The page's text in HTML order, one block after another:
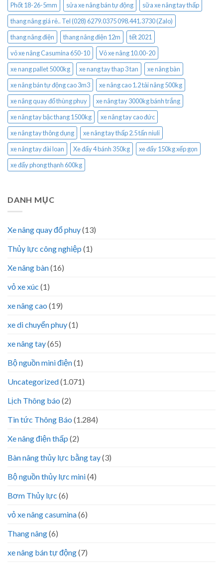
Phốt 18-26-5mm
sửa xe nâng bán tự động
sữa xe nâng tay thấp
thang nâng giá rẻ.. Tel (028) 6279.0375 098.441.3730 (Zalo)
thang nâng điện
thang nâng điện 12m
tết 2021
vỏ xe nâng Casumina 650-10
Vỏ xe nâng 10.00-20
xe nang pallet 5000kg
xe nang tay thap 3 tan
xe nâng bàn
xe nâng bán tự động cao 3m3
xe nâng cao 1.2 tải nâng 500kg
xe nâng quay đổ thùng phuy
xe nâng tay 3000kg bánh trắng
xe nâng tay bậc thang 1500kg
xe nâng tay cao đức
xe nâng tay thông dụng
xe nâng tay thấp 2.5 tấn niuli
xe nâng tay đài loan
Xe đẩy 4 bánh 350kg
xe đẩy 150kg xếp gọn
xe đẩy phong thạnh 600kg
DANH MỤC
Xe nâng quay đổ phuy(13)
Thủy lực công nghiệp (1)
Xe nâng bàn(16)
vỏ xe xúc (1)
xe nâng cao (19)
xe di chuyển phuy(1)
xe nâng tay(65)
Bộ nguồn mini điện(1)
Uncategorized(1.071)
Lịch Thông báo (2)
Tin tức Thông Báo (1.284)
Xe nâng điện thấp (2)
Bàn nâng thủy lực bằng tay(3)
Bộ nguồn thủy lực mini(4)
Bơm Thủy lực (6)
vỏ xe nâng casumina(6)
Thang nâng(6)
xe nâng bán tự động(7)